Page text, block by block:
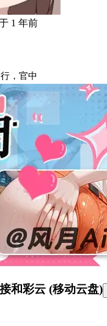
1 年前
，官中
和彩云 (移动云盘)